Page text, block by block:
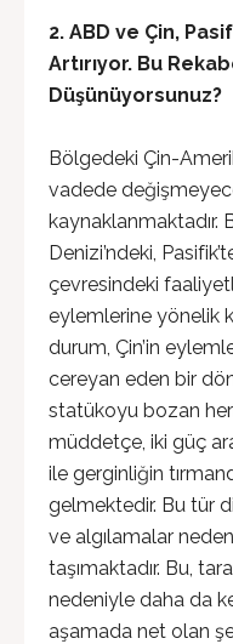
2. ABD ve Çin,
Artırıyor. Bu
Düşünüyorsunuz?
Bölgedeki Çin-
vadede
kaynaklanmaktadır.
Denizi’ndeki,
çevresindeki
eylemlerine yönelik
durum, Çin’in
cereyan eden bir
statükoyu bozan
müddetçe, iki güç
ile gerginliğin
gelmektedir. Bu tür
ve algılamalar
taşımaktadır. Bu,
nedeniyle daha da
aşamada net olan